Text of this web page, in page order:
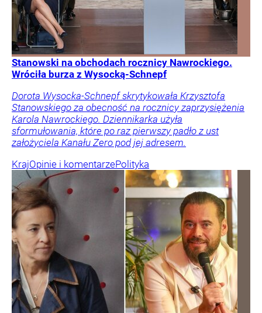
Stanowski na obchodach rocznicy Nawrockiego.
Wróciła burza z Wysocką-Schnepf
Dorota Wysocka-Schnepf skrytykowała Krzysztofa
Stanowskiego za obecność na rocznicy zaprzysiężenia
Karola Nawrockiego. Dziennikarka użyła
sformułowania, które po raz pierwszy padło z ust
założyciela Kanału Zero pod jej adresem.
KrajOpinie i komentarzePolityka